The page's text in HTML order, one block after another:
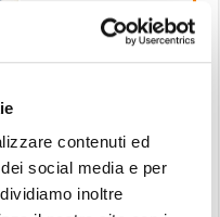
contenuti ed
social media e per
inoltre